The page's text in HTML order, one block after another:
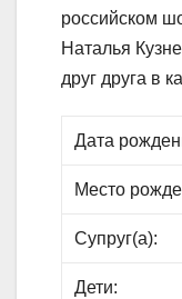
российском
Наталья
друг друга в
Дата
Место
Супруг(а):
Дети: